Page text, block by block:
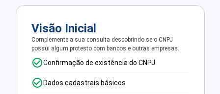
Visão Inicial
Complemente a sua consulta descobrindo se o CNPJ
possui algum protesto com bancos e outras empresas.
Confirmação de existência do CNPJ
Dados cadastrais básicos